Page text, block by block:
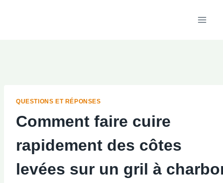
QUESTIONS ET RÉPONSES
Comment faire cuire
rapidement des côtes
levées sur un gril à